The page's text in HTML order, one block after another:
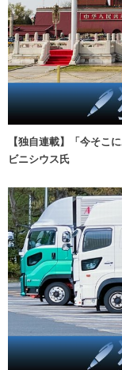
【独自連載】「今そこ
ビニシウス氏